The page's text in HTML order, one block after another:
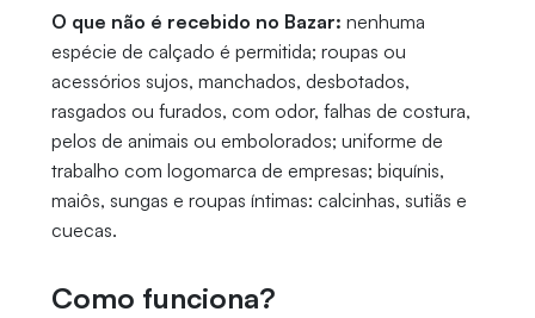
O que não é recebido no Bazar: nenhuma
espécie de calçado é permitida; roupas ou
acessórios sujos, manchados, desbotados,
rasgados ou furados, com odor, falhas de costura,
pelos de animais ou embolorados; uniforme de
trabalho com logomarca de empresas; biquínis,
maiôs, sungas e roupas íntimas: calcinhas, sutiãs e
cuecas.
Como funciona?